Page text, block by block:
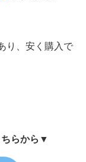
り、安く購入で
ちらから▼